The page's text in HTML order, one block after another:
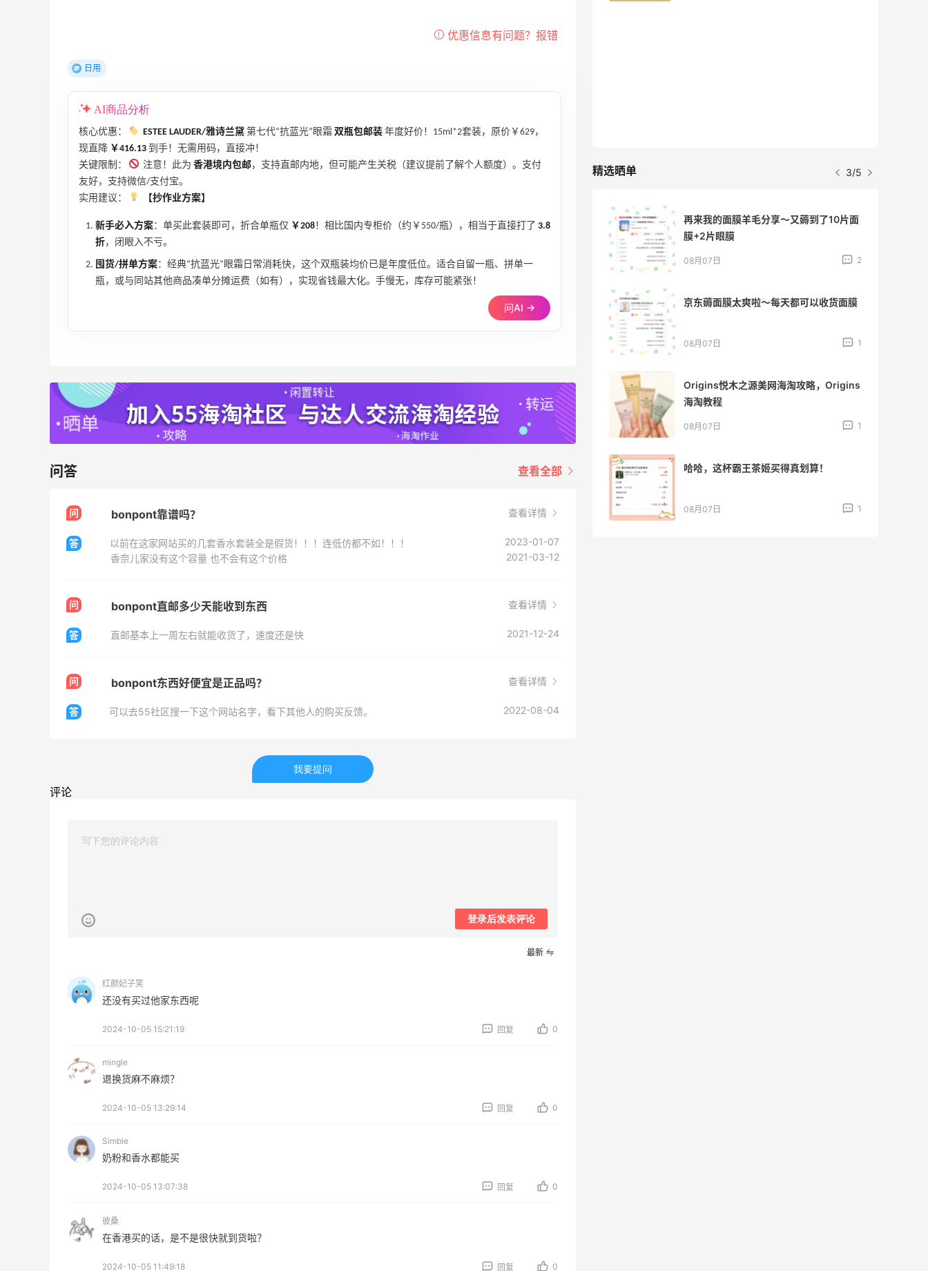
日用
AI商品分析
核心优惠： ESTEE LAUDER/雅诗兰黛 第七代“抗蓝光”眼霜 双瓶包邮装 年度好价！15ml*2套装，原价￥629，
现直降 ￥416.13 到手！无需用码，直接冲！
关键限制：
注意！此为 香港境内包邮，支持直邮内地，但可能产生关税（建议提前了解个人额度）。支付
友好，支持微信/支付宝。
实用建议：
【抄作业方案】
新手必入方案：单买此套装即可，折合单瓶仅 ￥208！相比国内专柜价（约￥550/瓶），相当于直接打了 3.8
折，闭眼入不亏。
囤货/拼单方案：经典“抗蓝光”眼霜日常消耗快，这个双瓶装均价已是年度低位。适合自留一瓶、拼单一
瓶，或与同站其他商品凑单分摊运费（如有），实现省钱最大化。手慢无，库存可能紧张！
问AI →
问答 查看全部
问 bonpont靠谱吗？ 查看详情
答 以前在这家网站买的几套香水套装全是假货！！！连低仿都不如！！！
2023-01-07
香奈儿家没有这个容量 也不会有这个价格
2021-03-12
问 bonpont直邮多少天能收到东西 查看详情
答 直邮基本上一周左右就能收货了，速度还是快 2021-12-24
问 bonpont东西好便宜是正品吗？ 查看详情
答 可以去55社区搜一下这个网站名字，看下其他人的购买反馈。 2022-08-04
我要提问
评论
登录后发表评论
最新
红颜妃子笑
还没有买过他家东西呢
2024-10-05 15:21:19 回复 0
mingle
退换货麻不麻烦？
2024-10-05 13:29:14 回复 0
Simble
奶粉和香水都能买
2024-10-05 13:07:38 回复 0
彼桑
在香港买的话，是不是很快就到货啦？
2024-10-05 11:49:18 回复 0
Matte Collection
最高3%返利
510人获得返利
最高10%返利
RFM Denim
86人获得返利
精选晒单 3/5
亮亮的发夹再买两个！走了55有额外的返
利到账！
08月07日 2
为了这家烧烤，我必然还要再去新疆
08月07日 1
08月07日
山缓缓火锅，锅底够味，牛肉实在
08月07日
可莎蜜儿的恰巴塔，味道有点怪怪的
羊毛薅的实在有点多～积攒的最后一篇羊
毛贴啦
08月07日 1
除了面膜，我还薅到面霜、粉底液、润肤
再来我的面膜羊毛分享～又薅到了10片面
膜+2片眼膜
08月07日 2
京东薅面膜太爽啦～每天都可以收货面膜
08月07日 1
Origins悦木之源美网海淘攻略，Origins
海淘教程
08月07日 1
哈哈，这杯霸王茶姬买得真划算！
08月07日 1